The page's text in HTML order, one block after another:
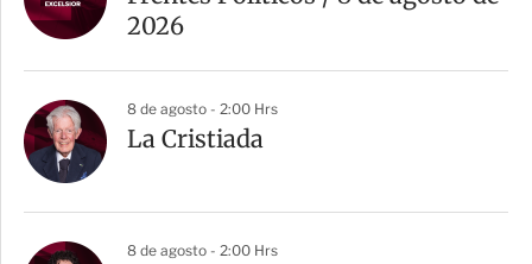
t
2026
8 de agosto - 2:00 Hrs
La Cristiada
8 de agosto - 2:00 Hrs